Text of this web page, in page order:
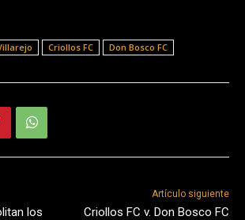
Criollos FC Don Bosco FC
los
Artículo siguiente
Criollos FC v. Don Bosco FC